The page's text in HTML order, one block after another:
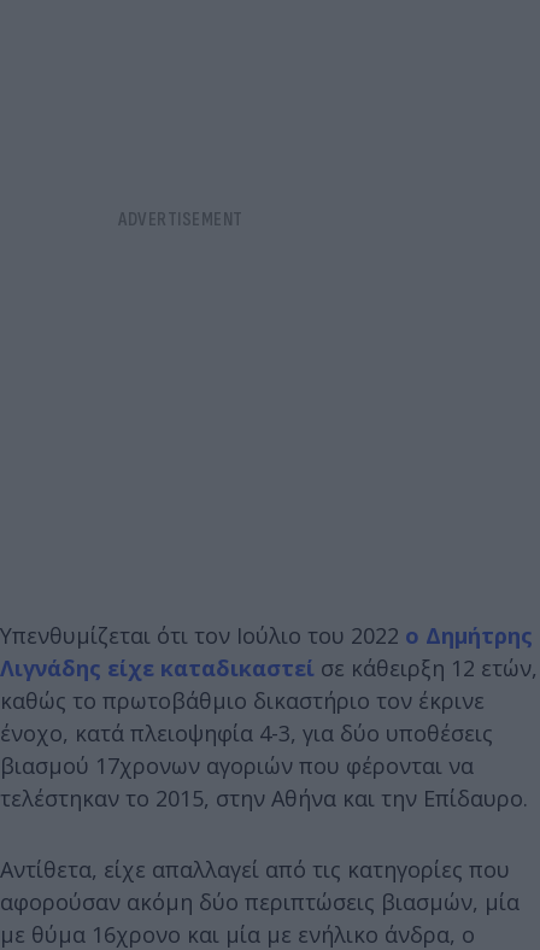
Υπενθυμίζεται ότι τον Ιούλιο του 2022 ο Δημήτρης
Λιγνάδης είχε καταδικαστεί σε κάθειρξη 12 ετών,
καθώς το πρωτοβάθμιο δικαστήριο τον έκρινε
ένοχο, κατά πλειοψηφία 4-3, για δύο υποθέσεις
βιασμού 17χρονων αγοριών που φέρονται να
τελέστηκαν το 2015, στην Αθήνα και την Επίδαυρο.
Αντίθετα, είχε απαλλαγεί από τις κατηγορίες που
αφορούσαν ακόμη δύο περιπτώσεις βιασμών, μία
με θύμα 16χρονο και μία με ενήλικο άνδρα, ο